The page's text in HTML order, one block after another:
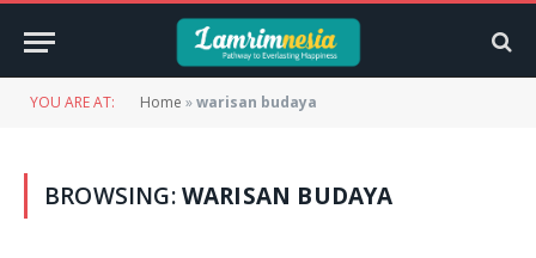
YOU ARE AT: Home »warisan budaya
BROWSING:WARISAN BUDAYA